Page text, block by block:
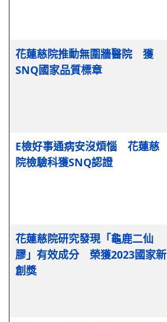
花蓮慈院推動無圍牆醫院 獲
SNQ國家品質標章
E檢好事通病安沒煩惱 花蓮慈
院檢驗科獲SNQ認證
花蓮慈院研究發現「龜鹿二仙
膠」有效成分 榮獲2023國家新
創獎